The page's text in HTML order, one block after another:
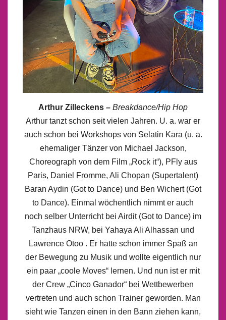
Arthur Zilleckens – Breakdance/Hip Hop
Arthur tanzt schon seit vielen Jahren. U. a. war er
auch schon bei Workshops von Selatin Kara (u. a.
ehemaliger Tänzer von Michael Jackson,
Choreograph von dem Film „Rock it“), PFly aus
Paris, Daniel Fromme, Ali Chopan (Supertalent)
Baran Aydin (Got to Dance) und Ben Wichert (Got
to Dance). Einmal wöchentlich nimmt er auch
noch selber Unterricht bei Airdit (Got to Dance) im
Tanzhaus NRW, bei Yahaya Ali Alhassan und
Lawrence Otoo . Er hatte schon immer Spaß an
der Bewegung zu Musik und wollte eigentlich nur
ein paar „coole Moves“ lernen. Und nun ist er mit
der Crew „Cinco Ganador“ bei Wettbewerben
vertreten und auch schon Trainer geworden. Man
sieht wie Tanzen einen in den Bann ziehen kann,